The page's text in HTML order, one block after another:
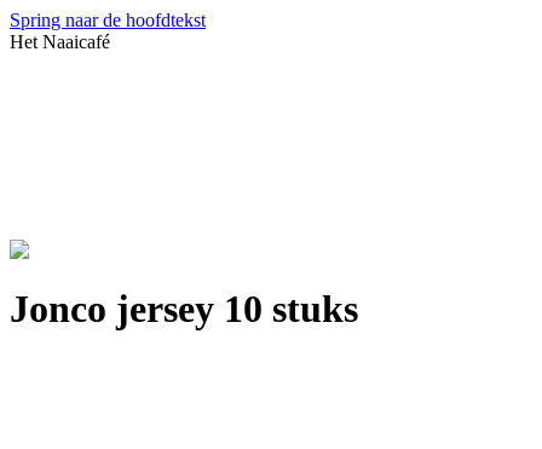
Spring naar de hoofdtekst
Het Naaicafé
Jonco jersey 10 stuks